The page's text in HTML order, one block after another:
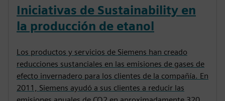
a
y
t
t
g
s
P
l
Iniciativas de Sustainability en
la producción de etanol
Los productos y servicios de Siemens han creado
reducciones sustanciales en las emisiones de gases de
efecto invernadero para los clientes de la compañía. En
2011, Siemens ayudó a sus clientes a reducir las